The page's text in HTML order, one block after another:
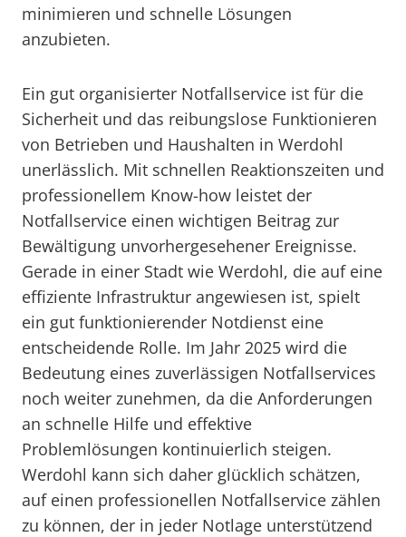
minimieren und schnelle Lösungen
anzubieten.
Ein gut organisierter Notfallservice ist für die
Sicherheit und das reibungslose Funktionieren
von Betrieben und Haushalten in Werdohl
unerlässlich. Mit schnellen Reaktionszeiten und
professionellem Know-how leistet der
Notfallservice einen wichtigen Beitrag zur
Bewältigung unvorhergesehener Ereignisse.
Gerade in einer Stadt wie Werdohl, die auf eine
effiziente Infrastruktur angewiesen ist, spielt
ein gut funktionierender Notdienst eine
entscheidende Rolle. Im Jahr 2025 wird die
Bedeutung eines zuverlässigen Notfallservices
noch weiter zunehmen, da die Anforderungen
an schnelle Hilfe und effektive
Problemlösungen kontinuierlich steigen.
Werdohl kann sich daher glücklich schätzen,
auf einen professionellen Notfallservice zählen
zu können, der in jeder Notlage unterstützend